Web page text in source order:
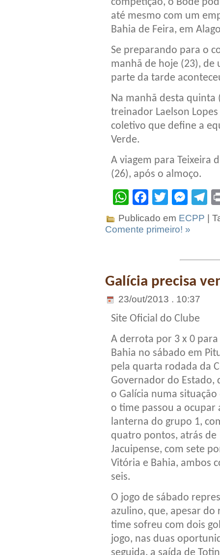
até mesmo com um
Bahia de Feira, em
Se preparando para o
manhã de hoje (23), de
parte da tarde
Na manhã desta quinta
treinador Laelson
coletivo que define a
Verde.
A viagem para Teixeira
(26), após o almoço.
WhatsApp
Facebook
Twitter
Publicado em ECPP |
Comente primeiro! »
Galícia precisa
23/out/2013 . 10:37
Site Oficial do Clube
A derrota por 3 x 0 para
Bahia no sábado em
pela quarta rodada da
Governador do Estado,
o Galícia numa
o time passou a ocupar
lanterna do grupo 1,
quatro pontos, atrás de
Jacuipense, com sete
Vitória e Bahia, ambos
seis.
O jogo de sábado
azulino, que, apesar
time sofreu com dois
jogo, nas duas